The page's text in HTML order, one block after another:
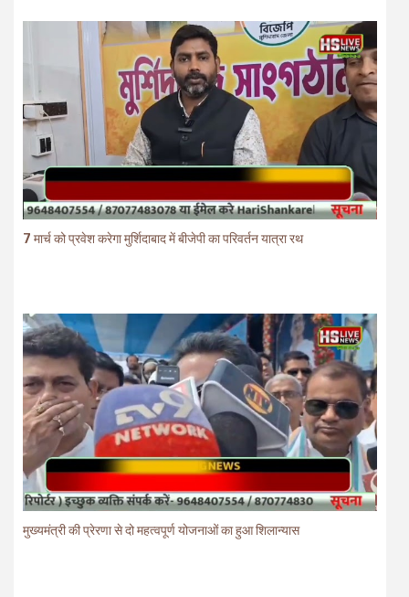
7 मार्च को प्रवेश करेगा मुर्शिदाबाद में बीजेपी का परिवर्तन यात्रा रथ
मुख्यमंत्री की प्रेरणा से दो महत्वपूर्ण योजनाओं का हुआ शिलान्यास